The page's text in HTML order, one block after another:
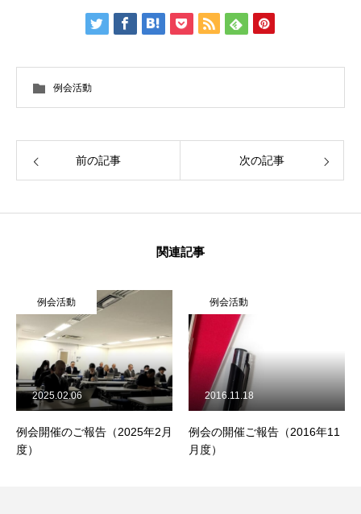
会員・サービス一覧 OUR MEMBERS & SERVICES
例会活動
前の記事 次の記事
関連記事
例会活動
例会開催のご報告（2025年2月
度）
2025.02.06
例会活動
例会の開催ご報告（2016年11
月度）
2016.11.18